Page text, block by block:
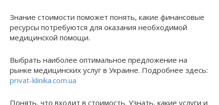
Знание стоимости поможет понять, какие финансовые
ресурсы потребуются для оказания необходимой
медицинской помощи.
Выбрать наиболее оптимальное предложение на
рынке медицинских услуг в Украине. Подробнее здесь:
privat-klinika.com.ua
Понять, что входит в стоимость. Узнать, какие услуги и